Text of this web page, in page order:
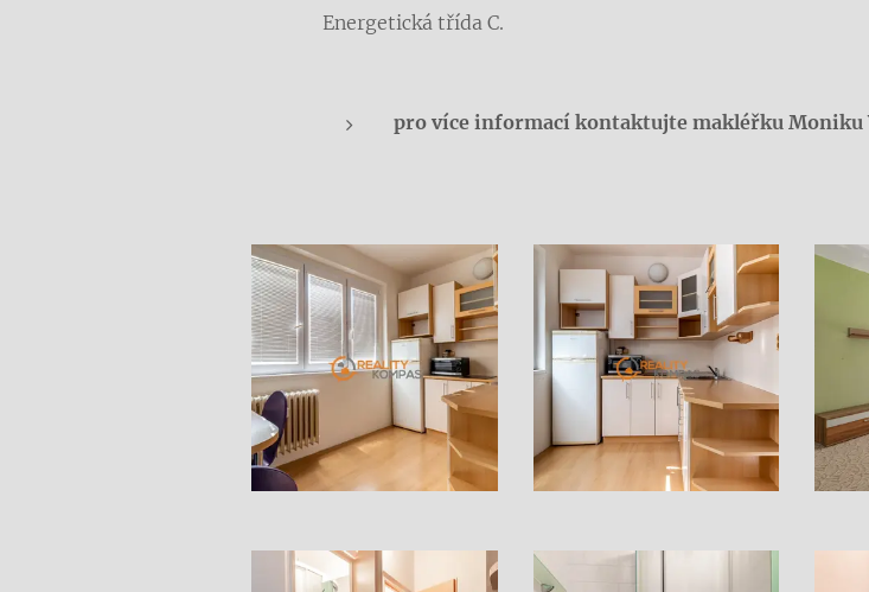
Energetická třída C.
pro více informací kontaktujte makléřku Moniku